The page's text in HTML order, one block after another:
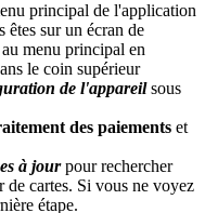
principal de l'application
êtes sur un écran de
menu principal en
le coin supérieur
de l'appareilsous
des paiements et
à jourpour rechercher
de cartes. Si vous ne voyez
étape.